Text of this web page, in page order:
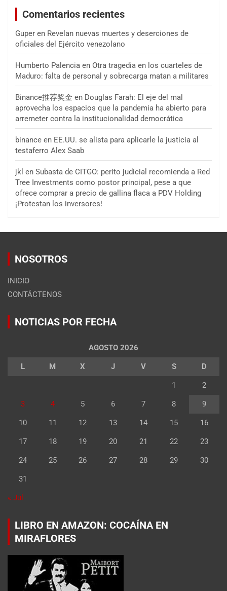
Comentarios recientes
Guper en Revelan nuevas muertes y deserciones de
oficiales del Ejército venezolano
Humberto Palencia en Otra tragedia en los cuarteles de
Maduro: falta de personal y sobrecarga matan a militares
Binance推荐奖金 en Douglas Farah: El eje del mal
aprovecha los espacios que la pandemia ha abierto para
arremeter contra la institucionalidad democrática
binance en EE.UU. se alista para aplicarle la justicia al
testaferro Alex Saab
jkl en Subasta de CITGO: perito judicial recomienda a Red
Tree Investments como postor principal, pese a que
ofrece comprar a precio de gallina flaca a PDV Holding
¡Protestan los inversores!
NOSOTROS
INICIO
CONTÁCTENOS
NOTICIAS POR FECHA
AGOSTO 2026
L M X J V S D
1 2
3 4 5 6 7 8 9
10 11 12 13 14 15 16
17 18 19 20 21 22 23
24 25 26 27 28 29 30
31
« Jul
LIBRO EN AMAZON: COCAÍNA EN
MIRAFLORES